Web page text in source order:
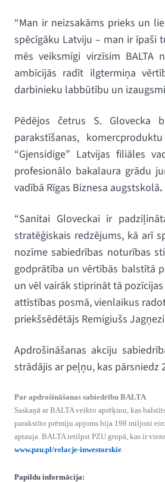
“Man ir neizsakāms prieks un
spēcīgāku Latviju – man ir īpaši
mēs veiksmīgi virzīsim BALTA
ambīcijās radīt ilgtermiņa
darbinieku labbūtību un
Pēdējos četrus S. Glovecka
parakstīšanas,
“Gjensidige” Latvijas filiāles
profesionālo bakalaura grādu
vadībā Rīgas Biznesa augstskolā.
“Sanitai Gloveckai ir
stratēģiskais redzējums, kā arī
nozīme sabiedrības noturības
godprātība un vērtībās balstītā
un vēl vairāk stiprināt tā
attīstības posmā, vienlaikus
priekšsēdētājs Remigiušs
Apdrošināšanas akciju
strādājis ar peļņu, kas pārsniedz
Par apdrošināšanas sabiedrību BALTA
Saskaņā ar BALTA veikto aprēķinu, kas
parakstīto prēmiju apjoms bija 198 miljoni
aptauja. BALTA ietilpst PZU grupā, kas ir
www.pzu.pl/relacje-inwestorskie.
Papildu informācija: